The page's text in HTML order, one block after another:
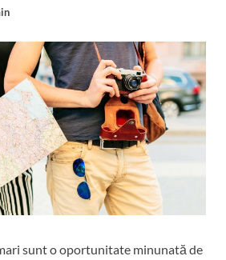
sunt o oportunitate minunată de